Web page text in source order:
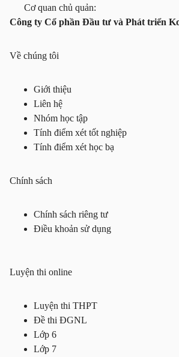
Cơ quan chủ quản:
Công ty Cổ phần Đầu tư và Phát triển
Về chúng tôi
Giới thiệu
Liên hệ
Nhóm học tập
Tính điểm xét tốt nghiệp
Tính điểm xét học bạ
Chính sách
Chính sách riêng tư
Điều khoản sử dụng
Luyện thi online
Luyện thi THPT
Đề thi ĐGNL
Lớp 6
Lớp 7